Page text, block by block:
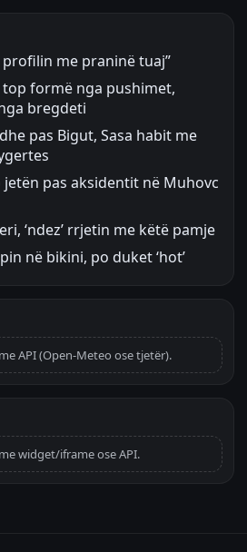
me praninë tuaj”
formë nga pushimet,
bregdeti
pas Bigut, Sasa habit me
pas aksidentit në Muhovc
‘ndez’ rrjetin me këtë pamje
në bikini, po duket ‘hot’
API (Open-Meteo ose tjetër).
widget/iframe ose API.